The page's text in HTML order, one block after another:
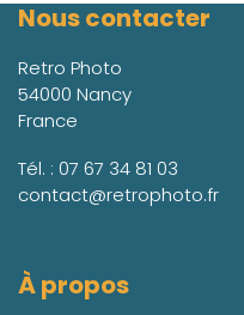
Nous contacter
Retro Photo
54000 Nancy
France
Tél. : 07 67 34 81 03
contact@retrophoto.fr
À propos